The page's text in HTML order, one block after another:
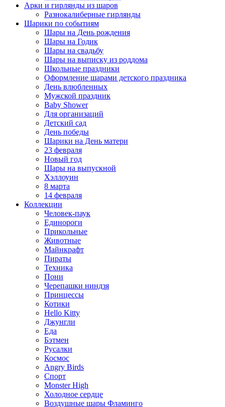
Арки и гирлянды из шаров
Разнокалиберные гирлянды
Шарики по событиям
Шары на День рождения
Шары на Годик
Шары на свадьбу
Шары на выписку из роддома
Школьные праздники
Оформление шарами детского праздника
День влюбленных
Мужской праздник
Baby Shower
Для организаций
Детский сад
День победы
Шарики на День матери
23 февраля
Новый год
Шары на выпускной
Хэллоуин
8 марта
14 февраля
Коллекции
Человек-паук
Единороги
Прикольные
Животные
Майнкрафт
Пираты
Техника
Пони
Черепашки ниндзя
Принцессы
Котики
Hello Kitty
Джунгли
Еда
Бэтмен
Русалки
Космос
Angry Birds
Спорт
Monster High
Холодное сердце
Воздушные шары Фламинго